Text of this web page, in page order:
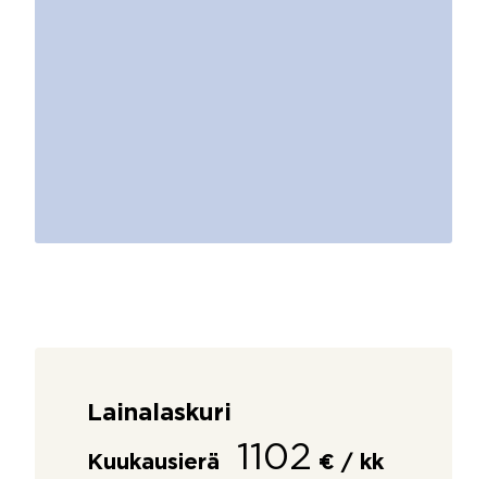
Lainalaskuri
Kuukausierä 1102 € / kk